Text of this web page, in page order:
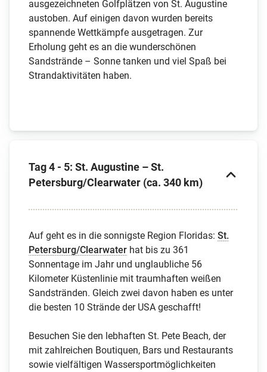
ausgezeichneten Golfplätzen von St. Augustine
austoben. Auf einigen davon wurden bereits
spannende Wettkämpfe ausgetragen. Zur
Erholung geht es an die wunderschönen
Sandstrände – Sonne tanken und viel Spaß bei
Strandaktivitäten haben.
Tag 4 - 5: St. Augustine – St.
Petersburg/Clearwater (ca. 340 km)
Auf geht es in die sonnigste Region Floridas: St.
Petersburg/Clearwater hat bis zu 361
Sonnentage im Jahr und unglaubliche 56
Kilometer Küstenlinie mit traumhaften weißen
Sandstränden. Gleich zwei davon haben es unter
die besten 10 Strände der USA geschafft!
Besuchen Sie den lebhaften St. Pete Beach, der
mit zahlreichen Boutiquen, Bars und Restaurants
sowie vielfältigen Wassersportmöglichkeiten